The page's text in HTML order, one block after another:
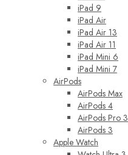
iPad 9
iPad Air
iPad Air 13
iPad Air 11
iPad Mini 6
iPad Mini 7
AirPods
AirPods Max
AirPods 4
AirPods Pro 3
AirPods 3
Apple Watch